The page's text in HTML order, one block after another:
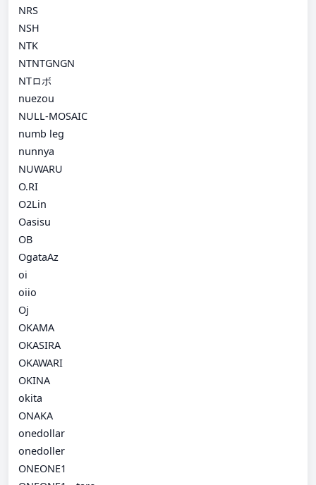
NRS
NSH
NTK
NTNTGNGN
NTロボ
nuezou
NULL-MOSAIC
numb leg
nunnya
NUWARU
O.RI
O2Lin
Oasisu
OB
OgataAz
oi
oiio
Oj
OKAMA
OKASIRA
OKAWARI
OKINA
okita
ONAKA
onedollar
onedoller
ONEONE1